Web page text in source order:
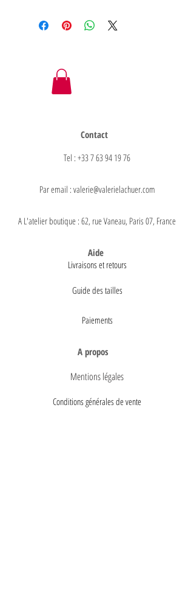
Contact
Tel : +33 7 63 94 19 76
Par email : valerie@valerielachuer.com
A L'atelier boutique : 62, rue Vaneau, Paris 07, France
Aide
Livraisons et retours
Guide des tailles
Paiements
A propos
Mentions légales
Conditions générales de vente